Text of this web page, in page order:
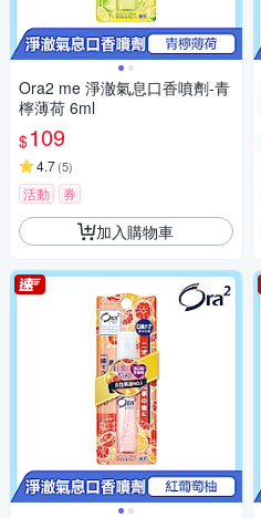
Ora2 me 淨澈氣息口香噴劑-青
檸薄荷 6ml
$109
4.7(5)
活動 券
加入購物車